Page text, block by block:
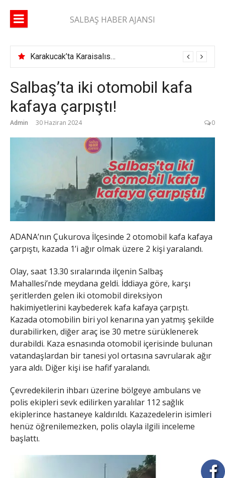
SALBAŞ HABER AJANSI
Karakucak’ta Karaisalıspor fırtınası
Salbaş’ta iki otomobil kafa
kafaya çarpıştı!
Admin 30 Haziran 2024 0
ADANA’nın Çukurova İlçesinde 2 otomobil kafa kafaya
çarpıştı, kazada 1’i ağır olmak üzere 2 kişi yaralandı.
Olay, saat 13.30 sıralarında ilçenin Salbaş
Mahallesi’nde meydana geldi. İddiaya göre, karşı
şeritlerden gelen iki otomobil direksiyon
hakimiyetlerini kaybederek kafa kafaya çarpıştı.
Kazada otomobilin biri yol kenarına yan yatmış şekilde
durabilirken, diğer araç ise 30 metre sürüklenerek
durabildi. Kaza esnasında otomobil içerisinde bulunan
vatandaşlardan bir tanesi yol ortasına savrularak ağır
yara aldı. Diğer kişi ise hafif yaralandı.
Çevredekilerin ihbarı üzerine bölgeye ambulans ve
polis ekipleri sevk edilirken yaralılar 112 sağlık
ekiplerince hastaneye kaldırıldı. Kazazedelerin isimleri
henüz öğrenilemezken, polis olayla ilgili inceleme
başlattı.